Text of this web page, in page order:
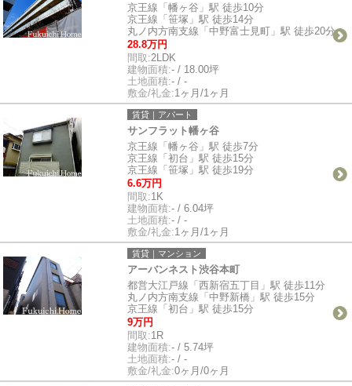
京王線「幡ヶ谷」駅 徒歩10分
京王線「笹塚」駅 徒歩14分
丸ノ内方南支線「中野富士見町」駅 徒歩20分
28.8万円
間取:2LDK
建物面積:- / 18.00坪
土地面積:- / -
敷金/礼金:1ヶ月/1ヶ月
賃貸｜アパート
サンフラット幡ヶ谷
京王線「幡ヶ谷」駅 徒歩7分
京王線「初台」駅 徒歩15分
京王線「笹塚」駅 徒歩19分
6.6万円
間取:1K
建物面積:- / 6.04坪
土地面積:- / -
敷金/礼金:1ヶ月/1ヶ月
賃貸｜マンション
アーバンネスト渋谷本町
都営大江戸線「西新宿五丁目」駅 徒歩11分
丸ノ内方南支線「中野新橋」駅 徒歩15分
京王線「初台」駅 徒歩15分
9万円
間取:1R
建物面積:- / 5.74坪
土地面積:- / -
敷金/礼金:0ヶ月/0ヶ月